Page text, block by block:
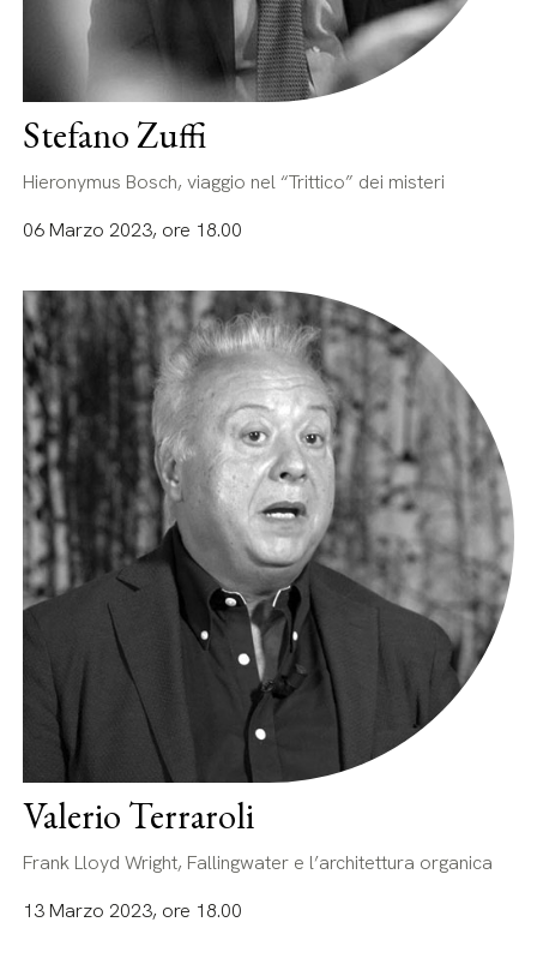
Stefano Zuffi
Hieronymus Bosch, viaggio nel “Trittico” dei misteri
06 Marzo 2023, ore 18.00
Valerio Terraroli
Frank Lloyd Wright, Fallingwater e l’architettura organica
13 Marzo 2023, ore 18.00